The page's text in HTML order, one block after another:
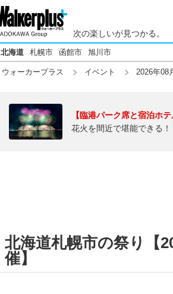
次の楽しいが見つかる。
北海道 札幌市 函館市 旭川市
ウォーカープラス イベント 2026年08
【臨港パーク席と宿泊ホ
花火を間近で堪能できる
北海道札幌市の祭り【
催】